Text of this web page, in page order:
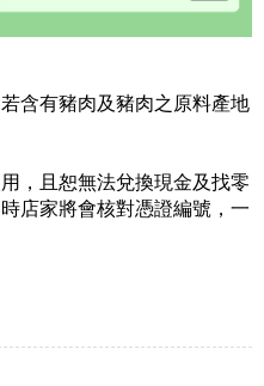
含有豬肉及豬肉之原料產地
，且恕無法兌換現金及找零
店家將會核對憑證編號，一